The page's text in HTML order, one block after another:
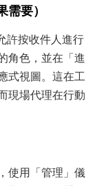
要）
許按收件人進行
角色，並在「進
式視圖。這在工
現場代理在行動
使用「管理」儀